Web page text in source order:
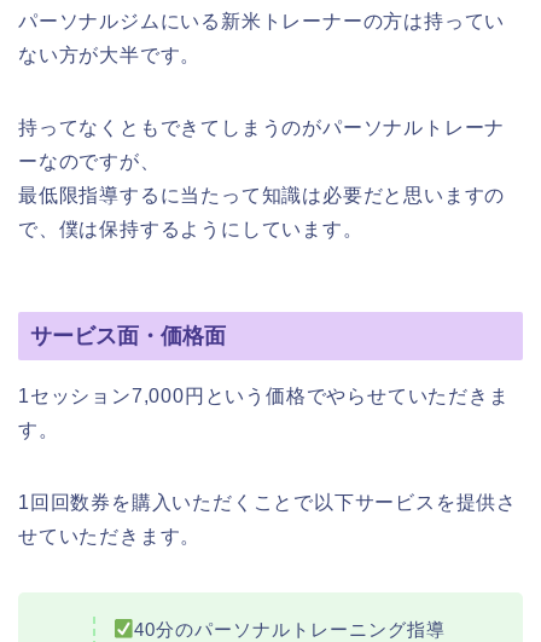
パーソナルジムにいる新米トレーナーの方は持ってい
ない方が大半です。
持ってなくともできてしまうのがパーソナルトレーナ
ーなのですが、
最低限指導するに当たって知識は必要だと思いますの
で、僕は保持するようにしています。
サービス面・価格面
1セッション7,000円という価格でやらせていただきま
す。
1回回数券を購入いただくことで以下サービスを提供さ
せていただきます。
40分のパーソナルトレーニング指導